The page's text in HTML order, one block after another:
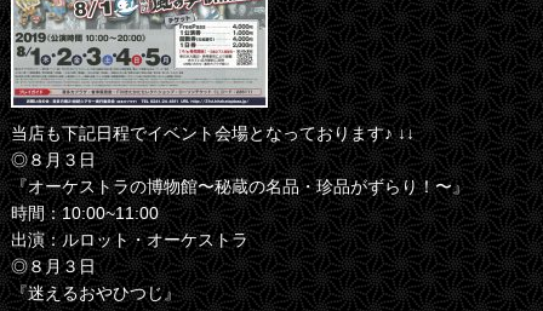
当店も下記日程でイベント会場となっております♪ ↓↓
◎８月３日
『オーケストラの博物館〜秘蔵の名品・珍品がずらり！〜』
時間：10:00~11:00
出演：ルロット・オーケストラ
◎８月３日
『迷えるおやひつじ』